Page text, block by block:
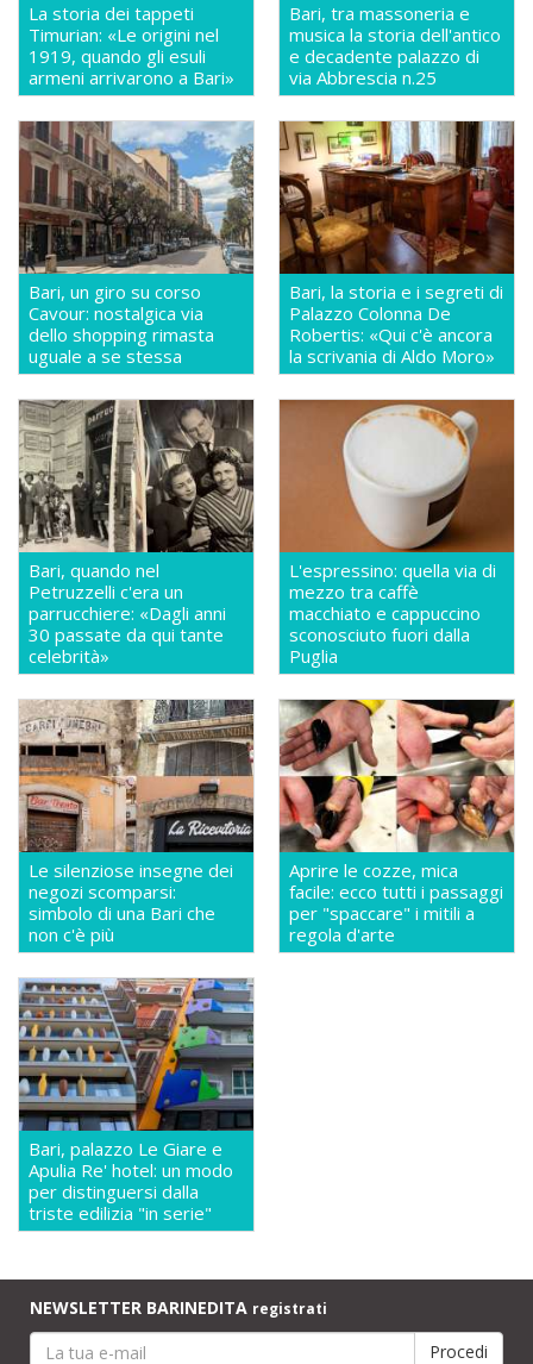
La storia dei tappeti
Timurian: «Le origini nel
1919, quando gli esuli
armeni arrivarono a Bari»
Bari, tra massoneria e
musica la storia dell'antico
e decadente palazzo di
via Abbrescia n.25
Bari, un giro su corso
Cavour: nostalgica via
dello shopping rimasta
uguale a se stessa
Bari, la storia e i segreti di
Palazzo Colonna De
Robertis: «Qui c'è ancora
la scrivania di Aldo Moro»
Bari, quando nel
Petruzzelli c'era un
parrucchiere: «Dagli anni
30 passate da qui tante
celebrità»
L'espressino: quella via di
mezzo tra caffè
macchiato e cappuccino
sconosciuto fuori dalla
Puglia
Le silenziose insegne dei
negozi scomparsi:
simbolo di una Bari che
non c'è più
Aprire le cozze, mica
facile: ecco tutti i passaggi
per "spaccare" i mitili a
regola d'arte
Bari, palazzo Le Giare e
Apulia Re' hotel: un modo
per distinguersi dalla
triste edilizia "in serie"
NEWSLETTER BARINEDITA registrati